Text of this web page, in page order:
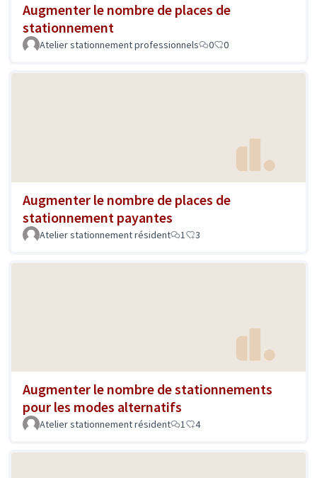
Augmenter le nombre de places de
stationnement
Atelier stationnement professionnels 0 0
Augmenter le nombre de places de
stationnement payantes
Atelier stationnement résident 1 3
Augmenter le nombre de stationnements
pour les modes alternatifs
Atelier stationnement résident 1 4